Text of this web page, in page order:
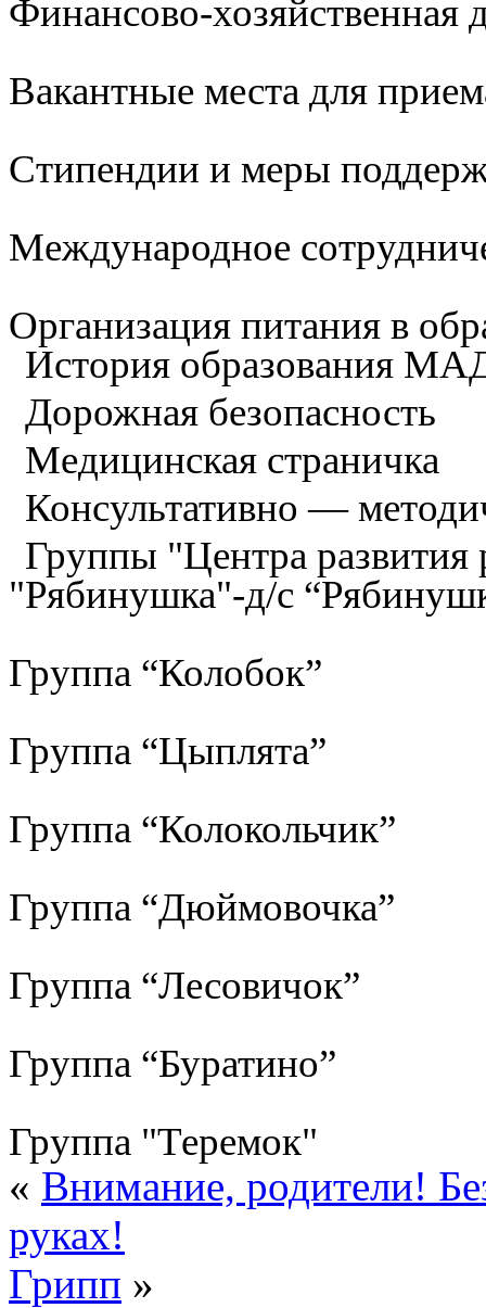
Финансово-хозяйственная
Вакантные места для
Стипендии и меры
Международное
Организация питания в
История образования
Дорожная безопасность
Медицинская страничка
Консультативно —
Группы "Центра развития
"Рябинушка"-д/с
Группа “Колобок”
Группа “Цыплята”
Группа “Колокольчик”
Группа “Дюймовочка”
Группа “Лесовичок”
Группа “Буратино”
Группа "Теремок"
« Внимание, родители!
руках!
Грипп »